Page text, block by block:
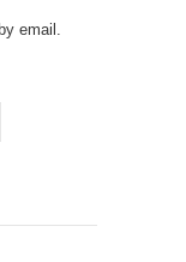
email.